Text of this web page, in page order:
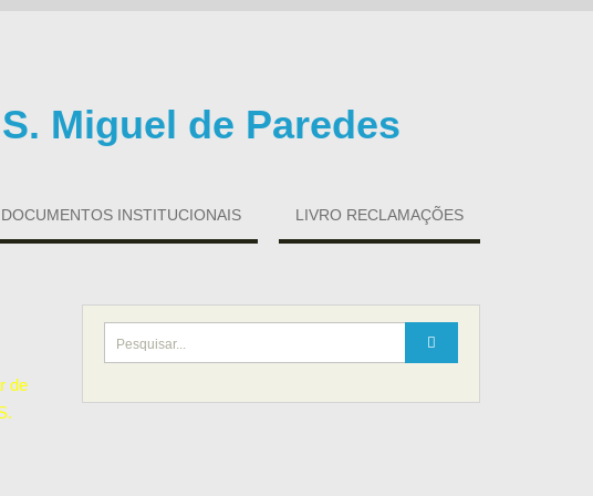
Miguel de Paredes
DOCUMENTOS INSTITUCIONAIS LIVRO RECLAMAÇÕES
de